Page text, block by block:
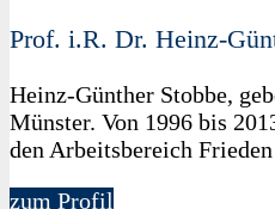
Prof. i.R. Dr. Heinz-
Heinz-Günther Stobbe,
Münster. Von 1996 bis
den Arbeitsbereich
zum Profil